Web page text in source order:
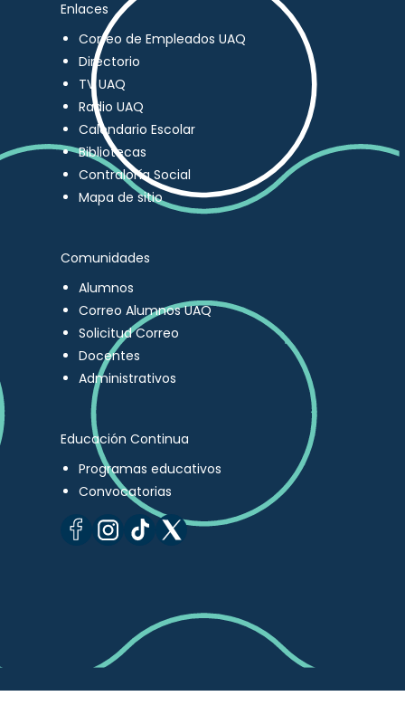
Enlaces
Correo de Empleados UAQ
Directorio
TV UAQ
Radio UAQ
Calendario Escolar
Bibliotecas
Contraloría Social
Mapa de sitio
Comunidades
Alumnos
Correo Alumnos UAQ
Solicitud Correo
Docentes
Administrativos
Educación Continua
Programas educativos
Convocatorias